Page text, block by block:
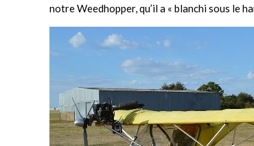
notre Weedhopper, qu’il a « blanchi sous le